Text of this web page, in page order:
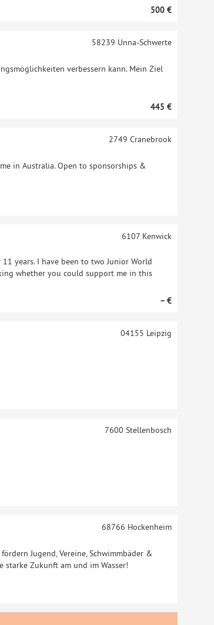
500 €
verbessern kann. Mein Ziel
58239 Unna-Schwerte
445 €
in Australia. Open to sponsorships &
2749 Cranebrook
years. I have been to two Junior World
whether you could support me in this
6107Kenwick
– €
04155 Leipzig
7600 Stellenbosch
Jugend, Vereine, Schwimmbäder &
starke Zukunft am und im Wasser!
68766 Hockenheim